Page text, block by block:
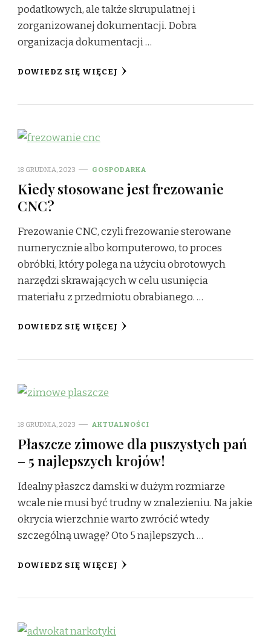
podatkowych, ale także skrupulatnej i
zorganizowanej dokumentacji. Dobra
organizacja dokumentacji …
DOWIEDZ SIĘ WIĘCEJ
18 GRUDNIA, 2023 GOSPODARKA
Kiedy stosowane jest frezowanie
CNC?
Frezowanie CNC, czyli frezowanie sterowane
numerycznie albo komputerowo, to proces
obróbki, który polega na użyciu obrotowych
narzędzi skrawających w celu usunięcia
materiału z przedmiotu obrabianego. …
DOWIEDZ SIĘ WIĘCEJ
18 GRUDNIA, 2023 AKTUALNOŚCI
Płaszcze zimowe dla puszystych pań
– 5 najlepszych krojów!
Idealny płaszcz damski w dużym rozmiarze
wcale nie musi być trudny w znalezieniu. Na jakie
okrycia wierzchnie warto zwrócić wtedy
szczególną uwagę? Oto 5 najlepszych …
DOWIEDZ SIĘ WIĘCEJ